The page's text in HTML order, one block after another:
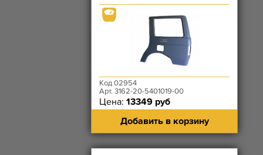
Код 02954
Арт. 3162-20-5401019-00
Цена: 13349 руб
Добавить в корзину